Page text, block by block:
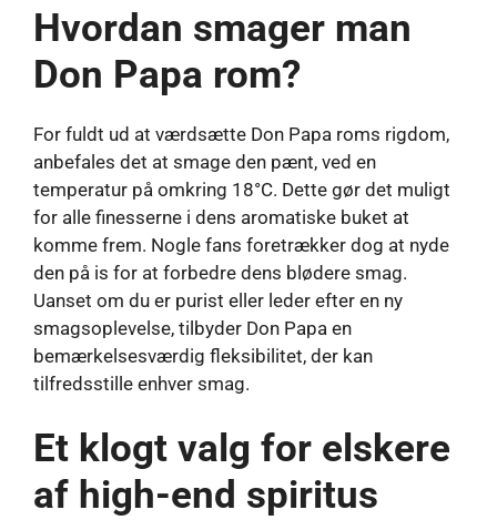
Hvordan smager man
Don Papa rom?
For fuldt ud at værdsætte Don Papa roms rigdom,
anbefales det at smage den pænt, ved en
temperatur på omkring 18°C. Dette gør det muligt
for alle finesserne i dens aromatiske buket at
komme frem. Nogle fans foretrækker dog at nyde
den på is for at forbedre dens blødere smag.
Uanset om du er purist eller leder efter en ny
smagsoplevelse, tilbyder Don Papa en
bemærkelsesværdig fleksibilitet, der kan
tilfredsstille enhver smag.
Et klogt valg for elskere
af high-end spiritus